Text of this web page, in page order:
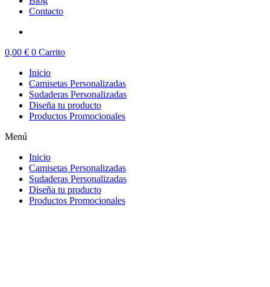
Contacto
0,00 € 0 Carrito
Inicio
Camisetas Personalizadas
Sudaderas Personalizadas
Diseña tu producto
Productos Promocionales
Menú
Inicio
Camisetas Personalizadas
Sudaderas Personalizadas
Diseña tu producto
Productos Promocionales